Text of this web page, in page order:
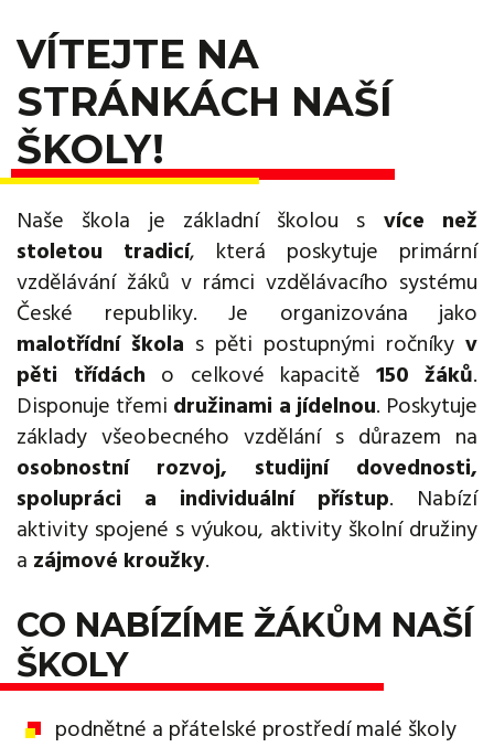
VÍTEJTE NA
STRÁNKÁCH NAŠÍ
ŠKOLY!
Naše škola je základní školou s více než
stoletou tradicí, která poskytuje primární
vzdělávání žáků v rámci vzdělávacího systému
České republiky. Je organizována jako
malotřídní škola s pěti postupnými ročníky v
pěti třídách o celkové kapacitě 150 žáků.
Disponuje třemi družinami a jídelnou. Poskytuje
základy všeobecného vzdělání s důrazem na
osobnostní rozvoj, studijní dovednosti,
spolupráci a individuální přístup. Nabízí
aktivity spojené s výukou, aktivity školní družiny
a zájmové kroužky.
CO NABÍZÍME ŽÁKŮM NAŠÍ
ŠKOLY
podnětné a přátelské prostředí malé školy